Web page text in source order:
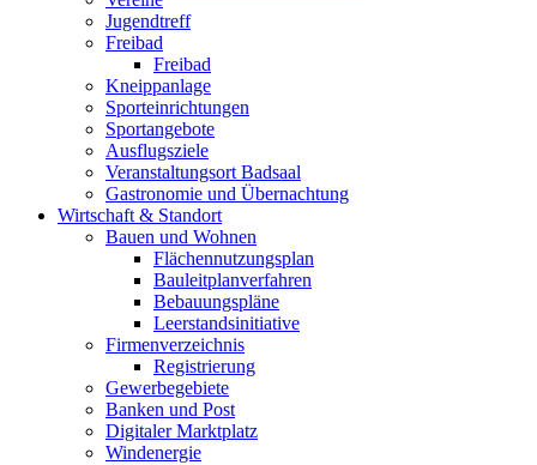
Jugendtreff
Freibad
Freibad
Kneippanlage
Sporteinrichtungen
Sportangebote
Ausflugsziele
Veranstaltungsort Badsaal
Gastronomie und Übernachtung
Wirtschaft & Standort
Bauen und Wohnen
Flächennutzungsplan
Bauleitplanverfahren
Bebauungspläne
Leerstandsinitiative
Firmenverzeichnis
Registrierung
Gewerbegebiete
Banken und Post
Digitaler Marktplatz
Windenergie